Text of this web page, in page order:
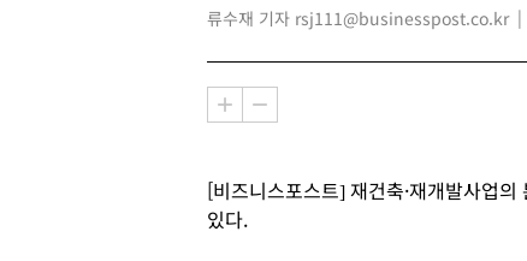
류수재 기자 rsj111@businesspost.co.kr
[비즈니스포스트] 재건축·재개발사업
있다.